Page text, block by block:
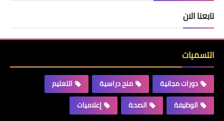
تابعنا الان
التسميات
دورات مجانية منح دراسية
التعليم
الوظيفة
الصحة إعلاميات